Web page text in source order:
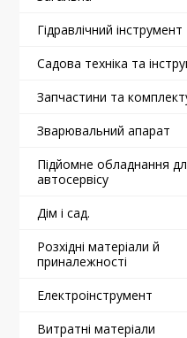
Гідравлічний інструмент
Садова техніка та
Запчастини та
Зварювальний апарат
Підйомне обладнання
автосервісу
Дім і сад.
Розхідні матеріали й
приналежності
Електроінструмент
Витратні матеріали